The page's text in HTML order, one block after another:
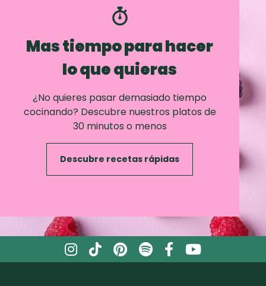
Mas tiempo para hacer
lo que quieras
¿No quieres pasar demasiado tiempo
cocinando? Descubre nuestros platos de
30 minutos o menos
Descubre recetas rápidas